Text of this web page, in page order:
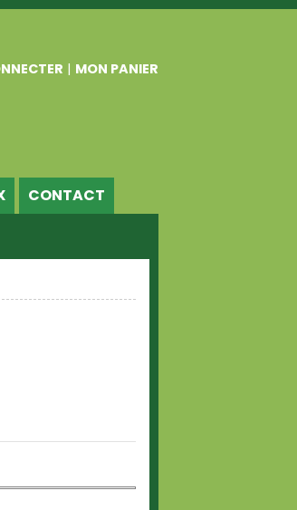
| MON PANIER
CONTACT